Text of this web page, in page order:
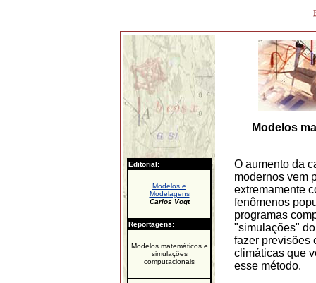
Editorial:
Modelos e
Modelagens
Carlos Vogt
Reportagens:
Modelos matemáticos e
simulações
computacionais
Modelos
O aumento da
modernos vem
extremamente
fenômenos
programas
"simulações"
fazer previsões
climáticas que
esse método.